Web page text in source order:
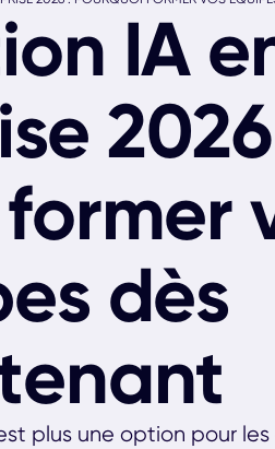
IA
dès
plus une option pour